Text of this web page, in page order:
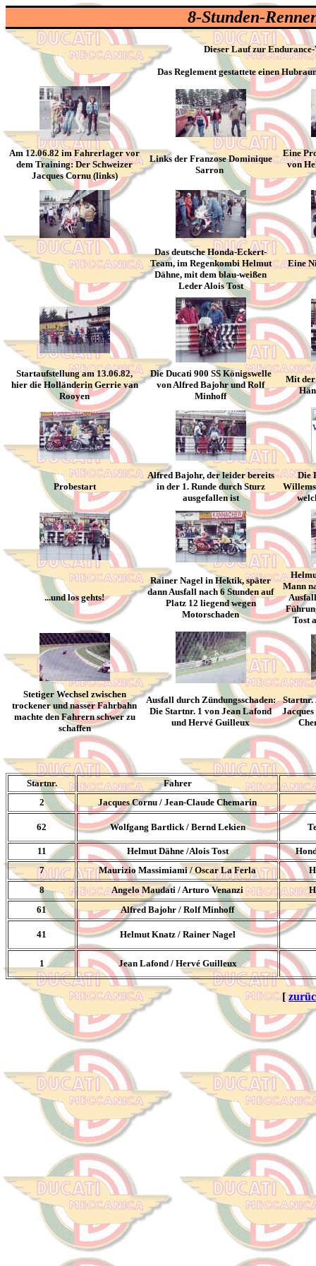
8-Stunden-
Dieser Lauf zur
Das Reglement gestattete einen
Am 12.06.82 im Fahrerlager vor
dem Training: Der Schweizer
Jacques Cornu (links)
Links der Franzose Dominique
Sarron
Eine
von
Das deutsche Honda-Eckert-
Team, im Regenkombi Helmut
Dähne, mit dem blau-weißen
Leder Alois Tost
Eine
Startaufstellung am 13.06.82,
hier die Holländerin Gerrie van
Rooyen
Die Ducati 900 SS Königswelle
von Alfred Bajohr und Rolf
Minhoff
Mit der
Probestart
Alfred Bajohr, der leider bereits
in der 1. Runde durch Sturz
ausgefallen ist
Die
...und los gehts!
Rainer Nagel in Hektik, später
dann Ausfall nach 6 Stunden auf
Platz 12 liegend wegen
Motorschaden
Mann
Tost
Stetiger Wechsel zwischen
trockener und nasser Fahrbahn
machte den Fahrern schwer zu
schaffen
Ausfall durch Zündungsschaden:
Die Startnr. 1 von Jean Lafond
und Hervé Guilleux
Startnr.
Startnr.
Fahrer
2
Jacques Cornu / Jean-Claude Chemarin
62 Wolfgang Bartlick / Bernd Lekien
11 Helmut Dähne /Alois Tost
7
Maurizio Massimiami / Oscar La Ferla
8
Angelo Maudati / Arturo Venanzi
61
Alfred Bajohr / Rolf Minhoff
41 Helmut Knatz / Rainer Nagel
1 Jean Lafond / Hervé Guilleux
[